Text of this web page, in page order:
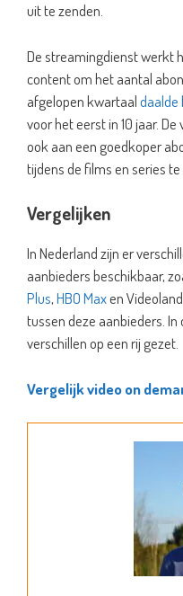
uit te zenden.
De streamingdienst werkt
content om het aantal
afgelopen kwartaaldaalde
voor het eerst in 10 jaar.
ook aan een goedkoper
tijdens de films en series te
Vergelijken
In Nederland zijn er
aanbieders beschikbaar,
Plus,HBO Maxen
tussen deze aanbieders.
verschillen op een rij gezet.
Vergelijk video on